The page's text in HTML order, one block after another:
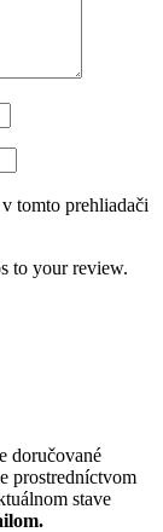
tomto prehliadači
to your review.
doručované
prostredníctvom
stave